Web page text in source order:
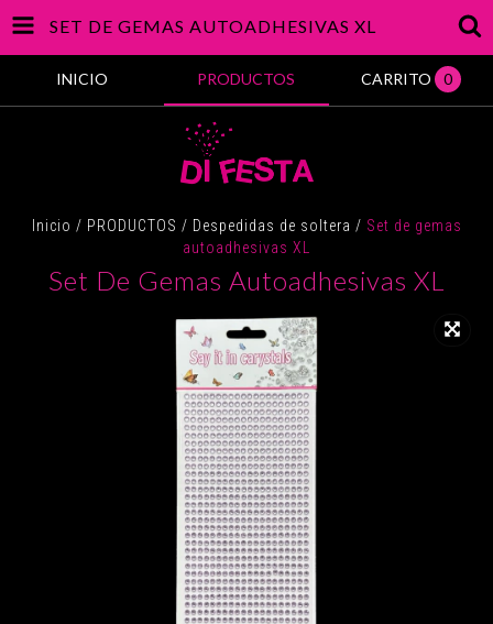
SET DE GEMAS AUTOADHESIVAS XL
INICIO PRODUCTOS CARRITO 0
Inicio / PRODUCTOS / Despedidas de soltera / Set de gemas
autoadhesivas XL
Set De Gemas Autoadhesivas XL